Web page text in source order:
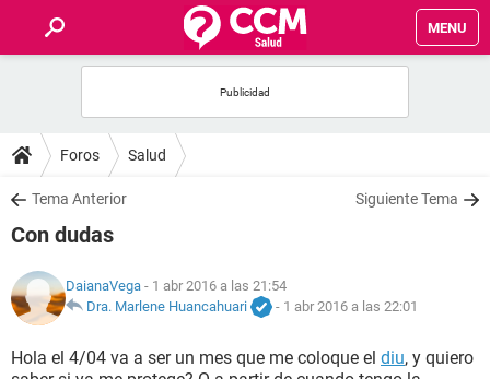
MENU
FOROS
SALUD
NUTRICIÓN
BIENESTAR
Foros Salud
Tema Anterior Siguiente Tema
Con dudas
DaianaVega - 1 abr 2016 a las 21:54
Dra. Marlene Huancahuari
- 1 abr 2016 a las 22:01
Hola el 4/04 va a ser un mes que me coloque el diu, y quiero